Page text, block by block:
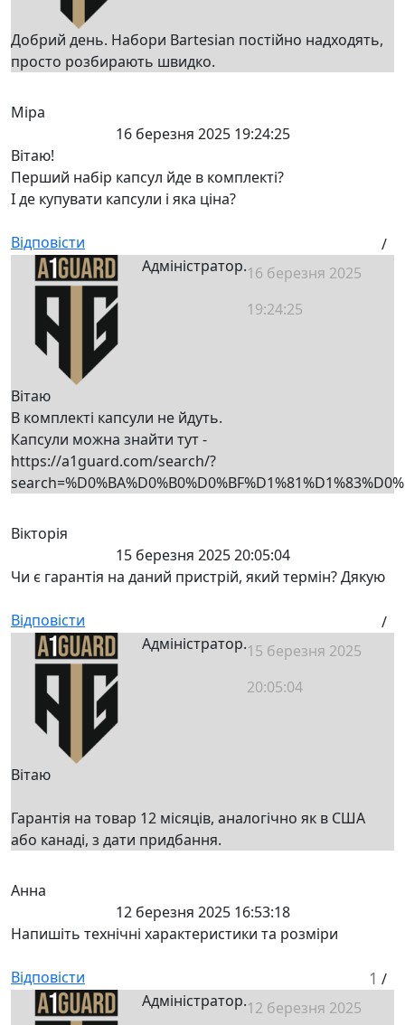
Добрий день. Набори Bartesian постійно надходять,
просто розбирають швидко.
Міра
16 березня 2025 19:24:25
Вітаю!
Перший набір капсул йде в комплекті?
І де купувати капсули і яка ціна?
Відповісти
/
Адміністратор.16 березня 2025
19:24:25
Вітаю
В комплекті капсули не йдуть.
Капсули можна знайти тут -
https://a1guard.com/search/?
Вікторія
15 березня 2025 20:05:04
Чи є гарантія на даний пристрій, який термін? Дякую
Відповісти
/
Адміністратор.15 березня 2025
20:05:04
Вітаю
Гарантія на товар 12 місяців, аналогічно як в США
або канаді, з дати придбання.
Анна
12 березня 2025 16:53:18
Напишіть технічні характеристики та розміри
Відповісти 1 /
Адміністратор.12 березня 2025